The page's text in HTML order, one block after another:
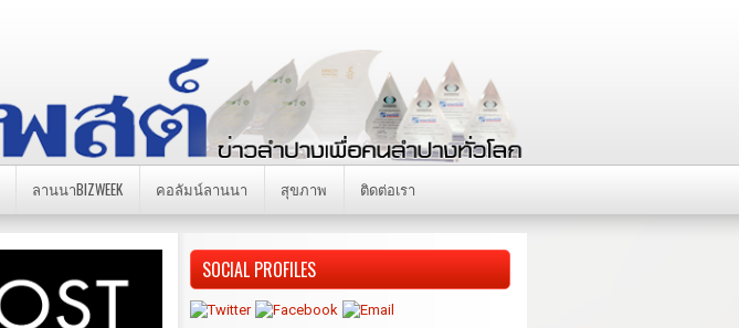
ลานนาBIZWEEK คอลัมน์ลานนา สุขภาพ ติดต่อเรา
SOCIAL PROFILES